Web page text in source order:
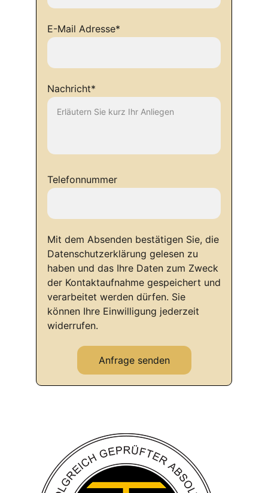
E-Mail Adresse*
Nachricht*
Telefonnummer
Mit dem Absenden bestätigen Sie, die
Datenschutzerklärung gelesen zu
haben und das Ihre Daten zum Zweck
der Kontaktaufnahme gespeichert und
verarbeitet werden dürfen. Sie
können Ihre Einwilligung jederzeit
widerrufen.
Anfrage senden